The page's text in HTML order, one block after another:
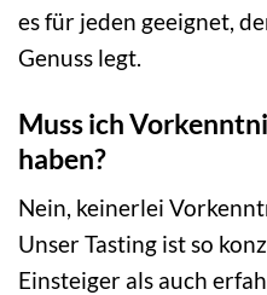
es für jeden geeignet,
Genuss legt.
Muss ich
haben?
Nein, keinerlei
Unser Tasting ist so
Einsteiger als auch